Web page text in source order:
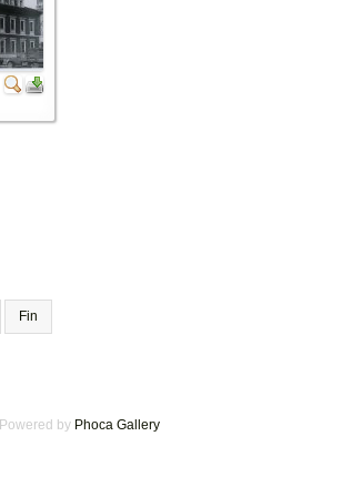
Fin
Powered by Phoca Gallery